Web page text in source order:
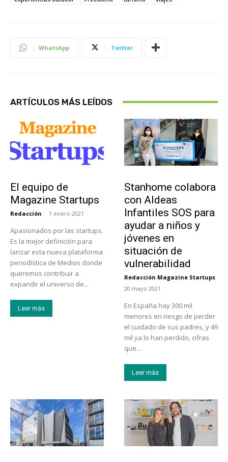
WhatsApp Twitter
ARTÍCULOS MÁS LEÍDOS
El equipo de
Magazine Startups
Redacción - 1 enero 2021
Apasionados por las startups.
Es la mejor definición para
lanzar esta nueva plataforma
periodística de Medios donde
queremos contribuir a
expandir el universo de...
Leer más
Stanhome colabora
con Aldeas
Infantiles SOS para
ayudar a niños y
jóvenes en
situación de
vulnerabilidad
Redacción Magazine Startups
-
20 mayo 2021
En España hay 300 mil
menores en riesgo de perder
el cuidado de sus padres, y 49
mil ya lo han perdido, cifras
que...
Leer más